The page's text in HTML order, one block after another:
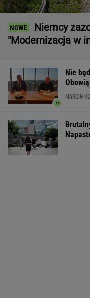
Niemcy
"Modernizacja w
Nie
MARCIN